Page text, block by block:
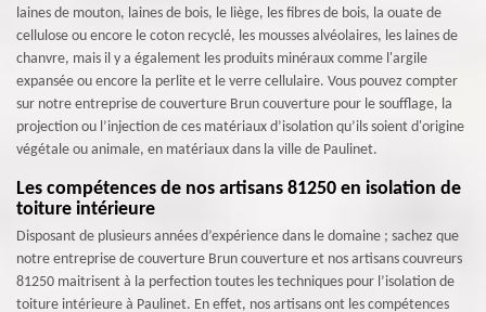
laines de mouton, laines de bois, le liège, les fibres de bois, la ouate de
cellulose ou encore le coton recyclé, les mousses alvéolaires, les laines de
chanvre, mais il y a également les produits minéraux comme l'argile
expansée ou encore la perlite et le verre cellulaire. Vous pouvez compter
sur notre entreprise de couverture Brun couverture pour le soufflage, la
projection ou l’injection de ces matériaux d’isolation qu’ils soient d'origine
végétale ou animale, en matériaux dans la ville de Paulinet.
Les compétences de nos artisans 81250 en isolation de
toiture intérieure
Disposant de plusieurs années d’expérience dans le domaine ; sachez que
notre entreprise de couverture Brun couverture et nos artisans couvreurs
81250 maitrisent à la perfection toutes les techniques pour l’isolation de
toiture intérieure à Paulinet. En effet, nos artisans ont les compétences